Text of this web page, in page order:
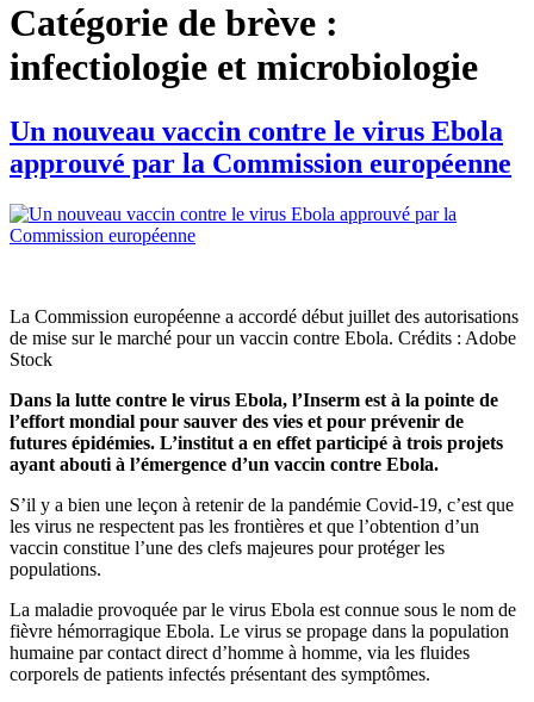
Catégorie de brève :
infectiologie et microbiologie
Un nouveau vaccin contre le virus Ebola
approuvé par la Commission européenne
La Commission européenne a accordé début juillet des autorisations
de mise sur le marché pour un vaccin contre Ebola. Crédits : Adobe
Stock
Dans la lutte contre le virus Ebola, l’Inserm est à la pointe de
l’effort mondial pour sauver des vies et pour prévenir de
futures épidémies. L’institut a en effet participé à trois projets
ayant abouti à l’émergence d’un vaccin contre Ebola.
S’il y a bien une leçon à retenir de la pandémie Covid-19, c’est que
les virus ne respectent pas les frontières et que l’obtention d’un
vaccin constitue l’une des clefs majeures pour protéger les
populations.
La maladie provoquée par le virus Ebola est connue sous le nom de
fièvre hémorragique Ebola. Le virus se propage dans la population
humaine par contact direct d’homme à homme, via les fluides
corporels de patients infectés présentant des symptômes.